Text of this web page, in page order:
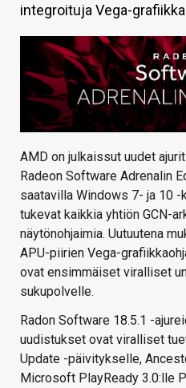
HINTA.FI
KAUPPA
VAIHDA TEEMA
HAKU
integroituja Vega-
AMD on julkaissut uudet
Radeon Software Adrenalin
saatavilla Windows 7- ja 10
tukevat kaikkia yhtiön GCN-
näytönohjaimia. Uutuutena
APU-piirien Vega-
ovat ensimmäiset viralliset
sukupolvelle.
Radon Software 18.5.1 -
uudistukset ovat viralliset
Update -päivitykselle,
Microsoft PlayReady 3.0:lle